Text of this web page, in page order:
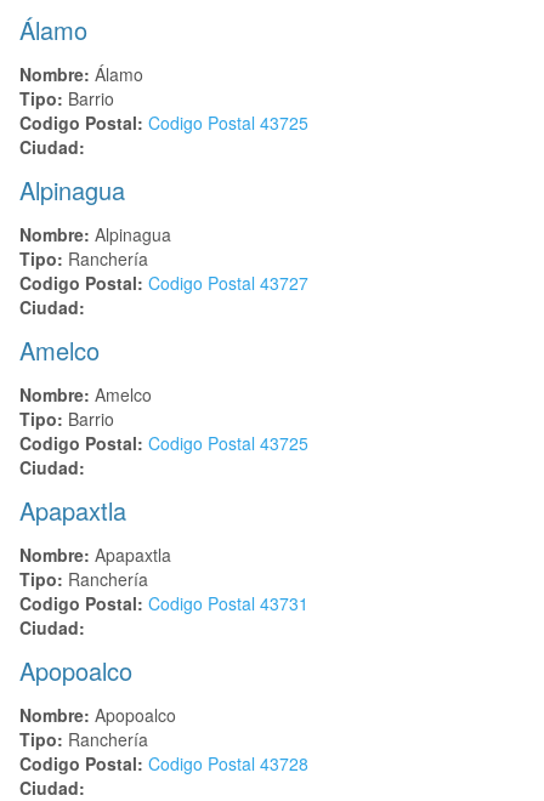
Álamo
Nombre: Álamo
Tipo: Barrio
Codigo Postal: Codigo Postal 43725
Ciudad:
Alpinagua
Nombre: Alpinagua
Tipo: Ranchería
Codigo Postal: Codigo Postal 43727
Ciudad:
Amelco
Nombre: Amelco
Tipo: Barrio
Codigo Postal: Codigo Postal 43725
Ciudad:
Apapaxtla
Nombre: Apapaxtla
Tipo: Ranchería
Codigo Postal: Codigo Postal 43731
Ciudad:
Apopoalco
Nombre: Apopoalco
Tipo: Ranchería
Codigo Postal: Codigo Postal 43728
Ciudad: